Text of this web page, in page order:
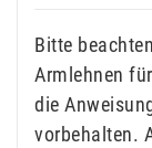
Bitte
Armlehnen
die
vorbehalten.